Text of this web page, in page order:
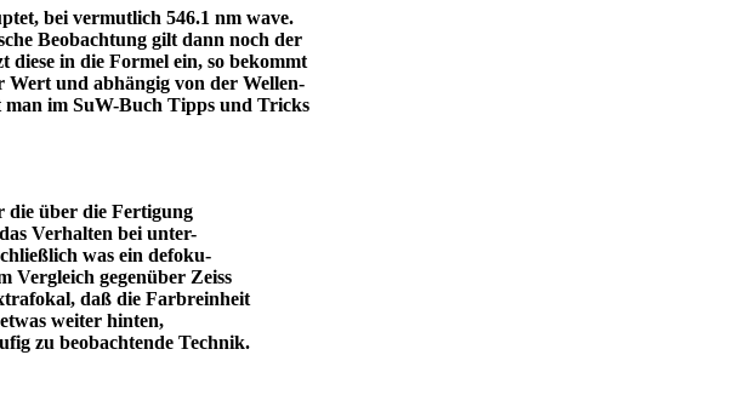
bei vermutlich 546.1 nm wave.
Beobachtung gilt dann noch der
diese in die Formel ein, so bekommt
Wert und abhängig von der Wellen-
man im SuW-Buch Tipps und Tricks
die über die Fertigung
Verhalten bei unter-
was ein defoku-
Vergleich gegenüber Zeiss
daß die Farbreinheit
weiter hinten,
häufig zu beobachtende Technik.